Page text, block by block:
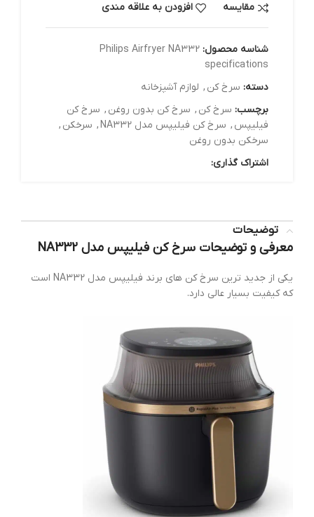
مقایسه افزودن به علاقه مندی
شناسه محصول: Philips Airfryer NA332
specifications
دسته: سرخ کن , لوازم آشپزخانه
برچسب: سرخ کن , سرخ کن بدون روغن , سرخ کن
فیلیپس , سرخ کن فیلیپس مدل NA332 , سرخکن ,
سرخکن بدون روغن
اشتراک گذاری:
توضیحات
معرفی و توضیحات سرخ کن فیلیپس مدل NA332
یکی از جدید ترین سرخ کن های برند فیلیپس مدل NA332 است
که کیفیت بسیار عالی دارد.